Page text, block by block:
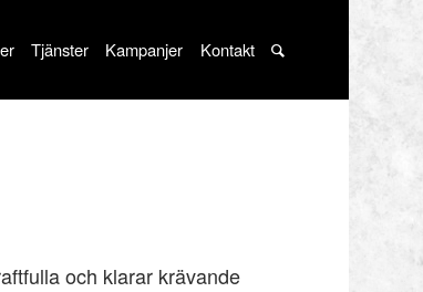
Tjänster Kampanjer Kontakt
och klarar krävande